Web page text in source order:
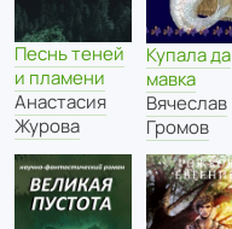
Песнь теней
и пламени
Анастасия
Журова
Купала да
мавка
Вячеслав
Громов